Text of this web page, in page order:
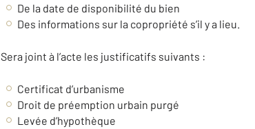
De la date de disponibilité du bien
Des informations sur la copropriété s’il y a lieu.
Sera joint à l’acte les justificatifs suivants :
Certificat d’urbanisme
Droit de préemption urbain purgé
Levée d’hypothèque